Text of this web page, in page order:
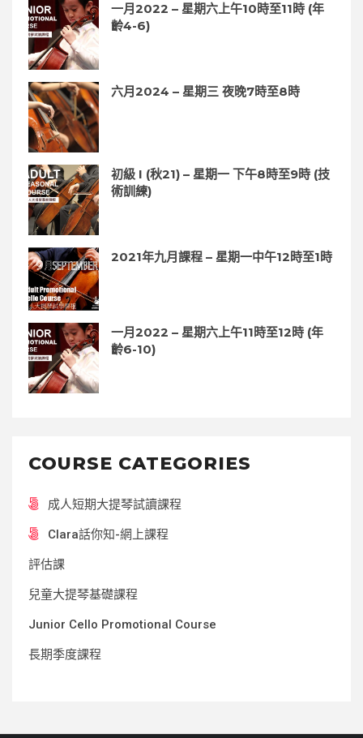
一月2022 – 星期六上午10時至11時 (年
齡4-6)
六月2024 – 星期三 夜晚7時至8時
初級 I (秋21) – 星期一 下午8時至9時 (技
術訓練)
2021年九月課程 – 星期一中午12時至1時
一月2022 – 星期六上午11時至12時 (年
齡6-10)
COURSE CATEGORIES
成人短期大提琴試讀課程
Clara話你知-網上課程
評估課
兒童大提琴基礎課程
Junior Cello Promotional Course
長期季度課程